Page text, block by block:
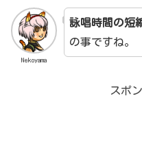
Nekoyama
詠唱時間の短
の事ですね。
スポ